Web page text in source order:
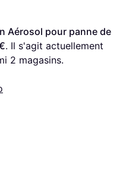
Aérosol pour panne de
. Il s'agit actuellement
2 magasins.